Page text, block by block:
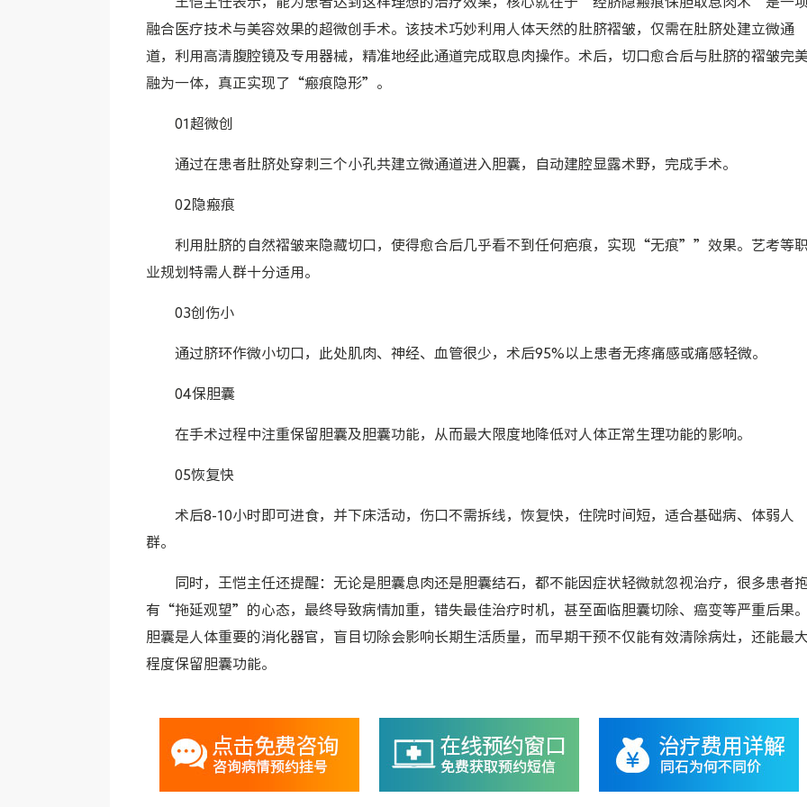
融合医疗技术与美容效果的超微创手术。该技术巧妙利用人体天然的肚脐褶皱，仅需在肚脐处建立微通
道，利用高清腹腔镜及专用器械，精准地经此通道完成取息肉操作。术后，切口愈合后与肚脐的褶皱完
融为一体，真正实现了 “瘢痕隐形”。
01超微创
通过在患者肚脐处穿刺三个小孔共建立微通道进入胆囊，自动建腔显露术野，完成手术。
02隐瘢痕
利用肚脐的自然褶皱来隐藏切口，使得愈合后几乎看不到任何疤痕，实现“无痕””效果。艺考等职
业规划特需人群十分适用。
03创伤小
通过脐环作微小切口，此处肌肉、神经、血管很少，术后95%以上患者无疼痛感或痛感轻微。
04保胆囊
在手术过程中注重保留胆囊及胆囊功能，从而最大限度地降低对人体正常生理功能的影响。
05恢复快
术后8-10小时即可进食，并下床活动，伤口不需拆线，恢复快，住院时间短，适合基础病、体弱人
群。
同时，王恺主任还提醒：无论是胆囊息肉还是胆囊结石，都不能因症状轻微就忽视治疗，很多患者
有“拖延观望”的心态，最终导致病情加重，错失最佳治疗时机，甚至面临胆囊切除、癌变等严重后果。
胆囊是人体重要的消化器官，盲目切除会影响长期生活质量，而早期干预不仅能有效清除病灶，还能最大
程度保留胆囊功能。